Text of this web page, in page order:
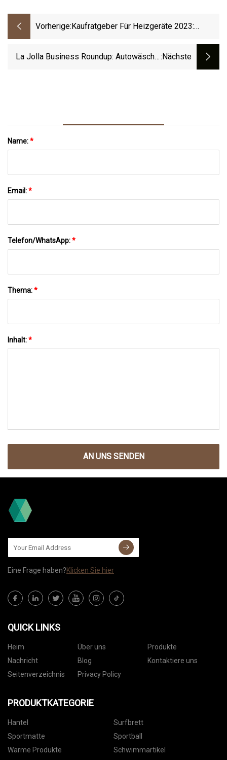
Vorherige: Kaufratgeber Für Heizgeräte 2023:
Sie Vor Dem Kauf Von Raumheizgeräten
La Jolla Business Roundup: Autowäsche,:nächste
Name:*
Email:*
Telefon/WhatsApp:*
Thema:*
Inhalt:*
AN UNS SENDEN
Eine Frage haben?Klicken Sie hier
QUICK LINKS
Heim Über uns
Produkte
Nachricht
Blog
Kontaktiere uns
Seitenverzeichnis
Privacy Policy
PRODUKTKATEGORIE
Hantel
Surfbrett
Sportmatte
Sportball
Warme Produkte
Schwimmartikel